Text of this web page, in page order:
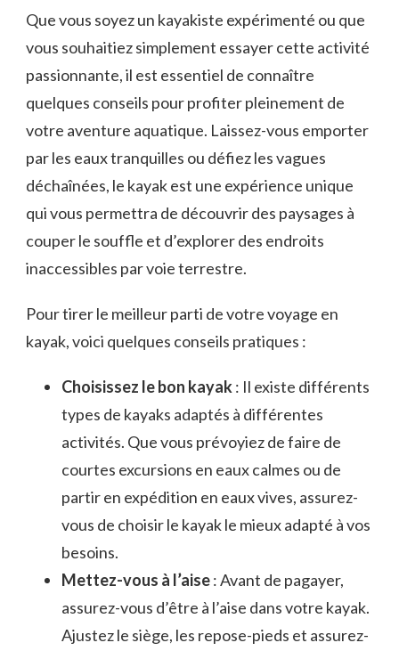
Que vous soyez un kayakiste expérimenté ou que
vous souhaitiez simplement essayer cette activité
⁣passionnante, il est​ essentiel de connaître
quelques conseils pour profiter pleinement de
votre aventure aquatique. Laissez-vous emporter
par les eaux tranquilles ou défiez les vagues
déchaînées, le kayak est une expérience unique
qui vous permettra de découvrir des paysages ⁣à
couper le souffle‌ et ‌d’explorer​ des endroits
inaccessibles par ​voie terrestre.
Pour tirer le meilleur parti de votre voyage en
kayak, voici ⁣quelques conseils pratiques :
Choisissez le bon kayak: Il existe différents
types de kayaks‍ adaptés à différentes
activités.⁣ Que ⁤vous prévoyiez de faire de
courtes excursions en eaux calmes ou de
partir en expédition en eaux vives, assurez-
vous de⁣ choisir le kayak ‌le mieux ⁣adapté à vos
besoins.
Mettez-vous à l’aise: Avant de ⁣pagayer,
assurez-vous d’être à l’aise dans votre‌ kayak.
Ajustez le siège, les repose-pieds ⁤et ⁢assurez-